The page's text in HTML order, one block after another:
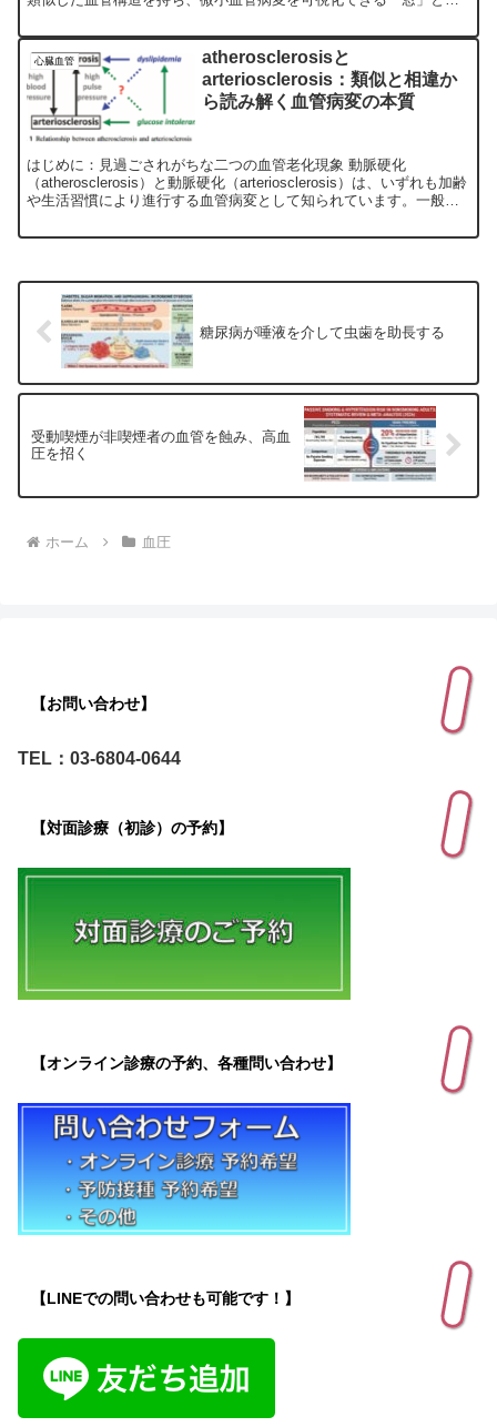
心臓血管
atherosclerosisと
arteriosclerosis：類似と相違か
ら読み解く血管病変の本質
はじめに：見過ごされがちな二つの血管老化現象 動脈硬化
（atherosclerosis）と動脈硬化（arteriosclerosis）は、いずれも加齢
や生活習慣により進行する血管病変として知られています。一般的
糖尿病が唾液を介して虫歯を助長する
受動喫煙が非喫煙者の血管を蝕み、高血
圧を招く
ホーム 血圧
【お問い合わせ】
TEL：03-6804-0644
【対面診療（初診）の予約】
【オンライン診療の予約、各種問い合わせ】
【LINEでの問い合わせも可能です！】